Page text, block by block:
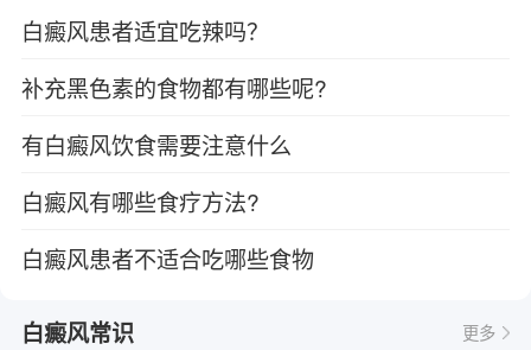
白癜风患者适宜吃辣吗？
补充黑色素的食物都有哪些呢?
有白癜风饮食需要注意什么
白癜风有哪些食疗方法?
白癜风患者不适合吃哪些食物
白癜风常识 更多